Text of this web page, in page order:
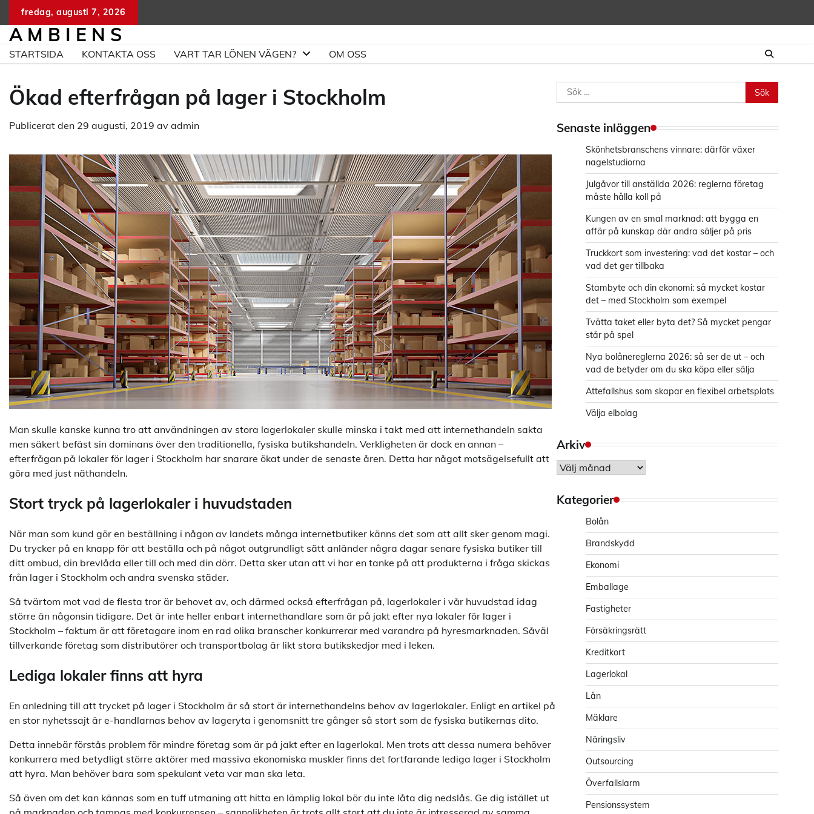
Hoppa
innehåll
fredag, augusti 7, 2026
A M B I E N S
STARTSIDA KONTAKTA OSS VART TAR LÖNEN VÄGEN? OM OSS
Ökad efterfrågan på lager i Stockholm
Publicerat den 29 augusti, 2019 av admin
Man skulle kanske kunna tro att användningen av stora lagerlokaler skulle minska i takt med att internethandeln sakta
men säkert befäst sin dominans över den traditionella, fysiska butikshandeln. Verkligheten är dock en annan –
efterfrågan på lokaler för lager i Stockholm har snarare ökat under de senaste åren. Detta har något motsägelsefullt att
göra med just näthandeln.
Stort tryck på lagerlokaler i huvudstaden
När man som kund gör en beställning i någon av landets många internetbutiker känns det som att allt sker genom magi.
Du trycker på en knapp för att beställa och på något outgrundligt sätt anländer några dagar senare fysiska butiker till
ditt ombud, din brevlåda eller till och med din dörr. Detta sker utan att vi har en tanke på att produkterna i fråga skickas
från lager i Stockholm och andra svenska städer.
Så tvärtom mot vad de flesta tror är behovet av, och därmed också efterfrågan på, lagerlokaler i vår huvudstad idag
större än någonsin tidigare. Det är inte heller enbart internethandlare som är på jakt efter nya lokaler för lager i
Stockholm – faktum är att företagare inom en rad olika branscher konkurrerar med varandra på hyresmarknaden. Såväl
tillverkande företag som distributörer och transportbolag är likt stora butikskedjor med i leken.
Lediga lokaler finns att hyra
En anledning till att trycket på lager i Stockholm är så stort är internethandelns behov av lagerlokaler. Enligt en artikel på
en stor nyhetssajt är e-handlarnas behov av lageryta i genomsnitt tre gånger så stort som de fysiska butikernas dito.
Detta innebär förstås problem för mindre företag som är på jakt efter en lagerlokal. Men trots att dessa numera behöver
konkurrera med betydligt större aktörer med massiva ekonomiska muskler finns det fortfarande lediga lager i Stockholm
att hyra. Man behöver bara som spekulant veta var man ska leta.
Så även om det kan kännas som en tuff utmaning att hitta en lämplig lokal bör du inte låta dig nedslås. Ge dig istället ut
Sök
efter:
Senaste inläggen
Skönhetsbranschens vinnare: därför växer
nagelstudiorna
Julgåvor till anställda 2026: reglerna företag
måste hålla koll på
Kungen av en smal marknad: att bygga en
affär på kunskap där andra säljer på pris
Truckkort som investering: vad det kostar – och
vad det ger tillbaka
Stambyte och din ekonomi: så mycket kostar
det – med Stockholm som exempel
Tvätta taket eller byta det? Så mycket pengar
står på spel
Nya bolånereglerna 2026: så ser de ut – och
vad de betyder om du ska köpa eller sälja
Attefallshus som skapar en flexibel arbetsplats
Välja elbolag
Arkiv
Arkiv
Kategorier
Bolån
Brandskydd
Ekonomi
Emballage
Fastigheter
Försäkringsrätt
Kreditkort
Lagerlokal
Lån
Mäklare
Näringsliv
Outsourcing
Överfallslarm
Pensionssystem